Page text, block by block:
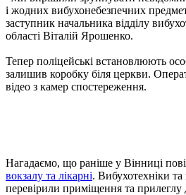
і жодних вибухонебезпечних
заступник начальника відділу
області Віталій Ярошенко.
Тепер поліцейські встановлюють
залишив коробку біля церкви.
відео з камер спостереження.
Нагадаємо, що раніше у Вінниці
вокзалу та лікарні. Вибухотехніки та
перевірили приміщення та прилеглу